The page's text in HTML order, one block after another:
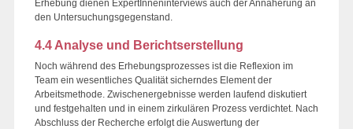
Erhebung dienen ExpertInneninterviews auch der Annäherung an
den Untersuchungsgegenstand.
4.4 Analyse und Berichtserstellung
Noch während des Erhebungsprozesses ist die Reflexion im
Team ein wesentliches Qualität sicherndes Element der
Arbeitsmethode. Zwischenergebnisse werden laufend diskutiert
und festgehalten und in einem zirkulären Prozess verdichtet. Nach
Abschluss der Recherche erfolgt die Auswertung der